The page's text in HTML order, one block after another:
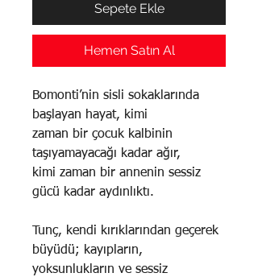
Sepete Ekle
Hemen Satın Al
Bomonti’nin sisli sokaklarında
başlayan hayat, kimi
zaman bir çocuk kalbinin
taşıyamayacağı kadar ağır,
kimi zaman bir annenin sessiz
gücü kadar aydınlıktı.
Tunç, kendi kırıklarından geçerek
büyüdü; kayıpların,
yoksunlukların ve sessiz